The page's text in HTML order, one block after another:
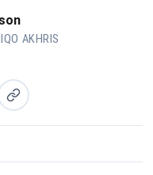
AKHRIS
WhatsApp
Nuqul link